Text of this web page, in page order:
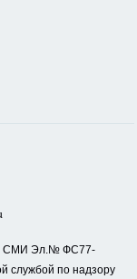
СМИ Эл.№ ФС77-
службой по надзору